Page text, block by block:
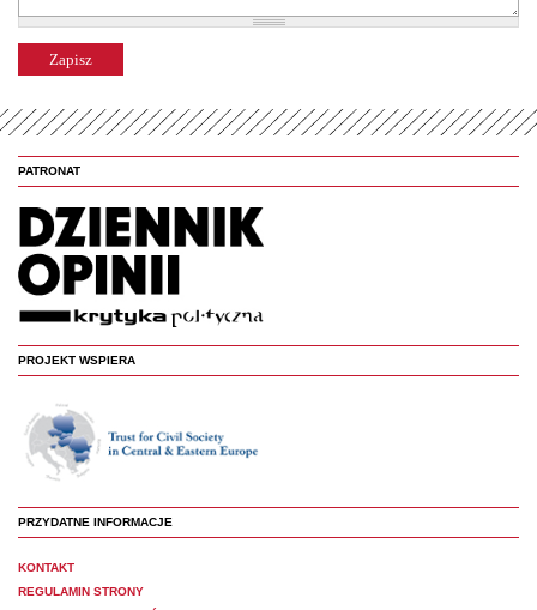
PATRONAT
PROJEKT WSPIERA
PRZYDATNE INFORMACJE
KONTAKT
REGULAMIN STRONY